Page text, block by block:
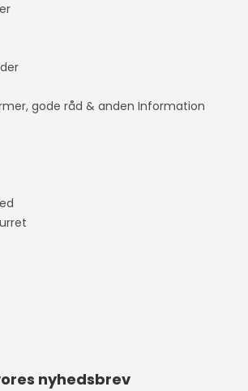
gode råd & anden Information
nyhedsbrev